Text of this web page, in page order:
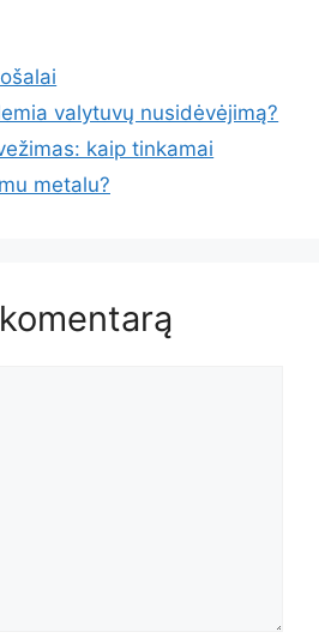
valytuvų nusidėvėjimą?
kaip tinkamai
metalu?